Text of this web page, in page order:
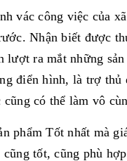
vác công việc của
Nhận biết được
ra mắt những sản
điển hình, là trợ thủ
có thể làm vô
phẩm Tốt nhất mà
tốt, cũng phù